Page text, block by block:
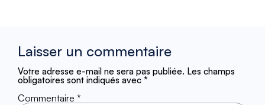
Laisser un commentaire
Votre adresse e-mail ne sera pas publiée. Les champs
obligatoires sont indiqués avec *
Commentaire *